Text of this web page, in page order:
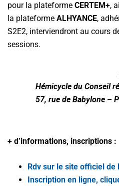
pour la plateforme CERTEM+,
la plateforme ALHYANCE,
S2E2, interviendront au cours
sessions.
Hémicycle du Conseil
57, rue de Babylone –
+ d’informations, inscriptions :
Rdv sur le site officiel de
Inscription en ligne,